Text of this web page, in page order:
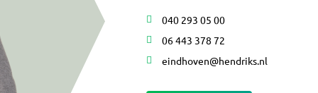
040 293 05 00
06 443 378 72
eindhoven@hendriks.nl